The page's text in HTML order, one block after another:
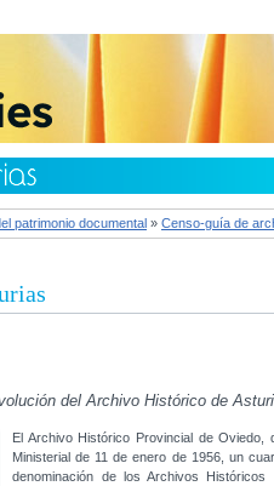
patrimonio documental » Censo-guía de
del Archivo Histórico de
El Archivo Histórico Provincial de
Ministerial de 11 de enero de 1956, un
denominación de los Archivos